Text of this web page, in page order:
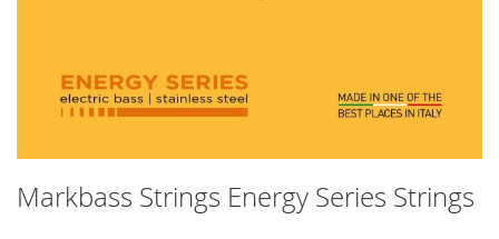
Markbass Strings Energy Series Strings
to
the